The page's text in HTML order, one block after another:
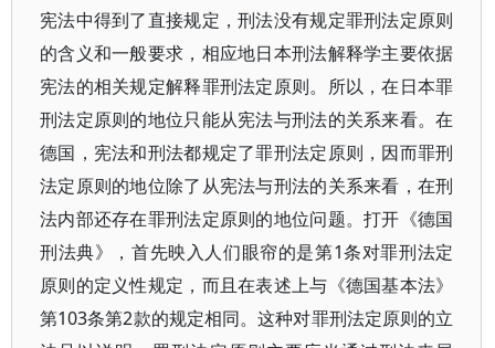
宪法中得到了直接规定，刑法没有规定罪刑法定原则
的含义和一般要求，相应地日本刑法解释学主要依据
宪法的相关规定解释罪刑法定原则。所以，在日本罪
刑法定原则的地位只能从宪法与刑法的关系来看。在
德国，宪法和刑法都规定了罪刑法定原则，因而罪刑
法定原则的地位除了从宪法与刑法的关系来看，在刑
法内部还存在罪刑法定原则的地位问题。打开《德国
刑法典》，首先映入人们眼帘的是第1条对罪刑法定
原则的定义性规定，而且在表述上与《德国基本法》
第103条第2款的规定相同。这种对罪刑法定原则的立